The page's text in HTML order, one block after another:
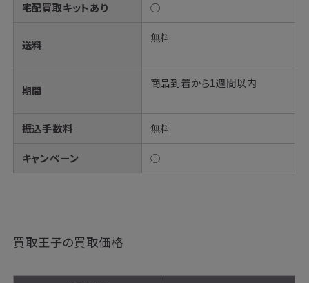
宅配買取キットあり ◯
送料
無料
期間
商品到着から1週間以内
振込手数料 無料
キャンペーン ◯
買取王子の買取価格